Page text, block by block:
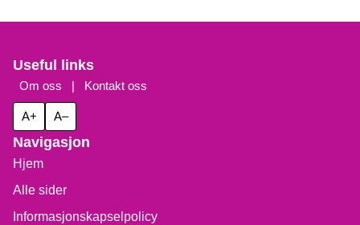
Useful links
Om oss | Kontakt oss
A+ A–
Navigasjon
Hjem
Alle sider
Informasjonskapselpolicy